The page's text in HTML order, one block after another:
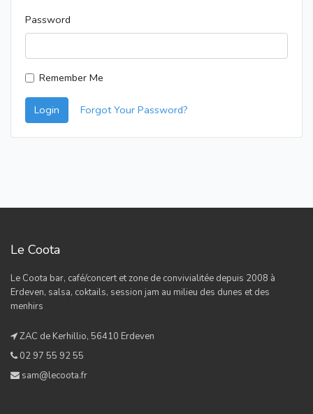
Password
Remember Me
Login Forgot Your Password?
Le Coota
Le Coota bar, café/concert et zone de convivialitée depuis 2008 à
Erdeven, salsa, coktails, session jam au milieu des dunes et des
menhirs
ZAC de Kerhillio, 56410 Erdeven
02 97 55 92 55
sam@lecoota.fr